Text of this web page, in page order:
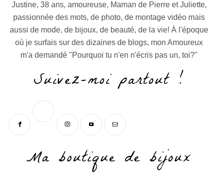
Justine, 38 ans, amoureuse, Maman de Pierre et Juliette,
passionnée des mots, de photo, de montage vidéo mais
aussi de mode, de bijoux, de beauté, de la vie! À l'époque
où je surfais sur des dizaines de blogs, mon Amoureux
m'a demandé "Pourquoi tu n'en n'écris pas un, toi?"
Suivez-moi partout !
Ma boutique de bijoux